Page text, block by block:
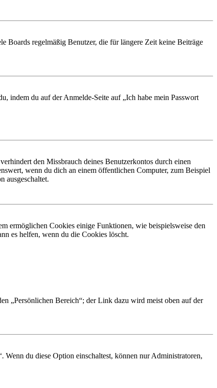
Boards regelmäßig Benutzer, die für längere Zeit keine Beiträge
indem du auf der Anmelde-Seite auf „Ich habe mein Passwort
den Missbrauch deines Benutzerkontos durch einen
wenn du dich an einem öffentlichen Computer, zum Beispiel
ausgeschaltet.
ermöglichen Cookies einige Funktionen, wie beispielsweise den
es helfen, wenn du die Cookies löscht.
„Persönlichen Bereich“; der Link dazu wird meist oben auf der
du diese Option einschaltest, können nur Administratoren,